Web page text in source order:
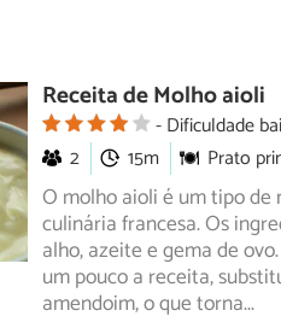
Receita de Molho aioli
Dificuldade
2
15m Prato
O molho aioli é um tipo
culinária francesa. Os
alho, azeite e gema de
um pouco a receita,
amendoim, o que torna...